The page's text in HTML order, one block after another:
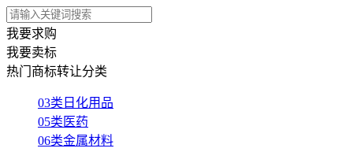
我要求购
我要卖标
热门商标转让分类
03类日化用品
05类医药
06类金属材料